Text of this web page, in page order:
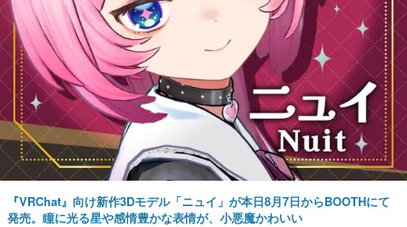
『VRChat』向け新作3Dモデル「ニュイ」が本日8月7日からBOOTHにて
発売。瞳に光る星や感情豊かな表情が、小悪魔かわいい